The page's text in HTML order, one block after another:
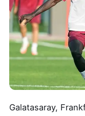
Galatasaray,